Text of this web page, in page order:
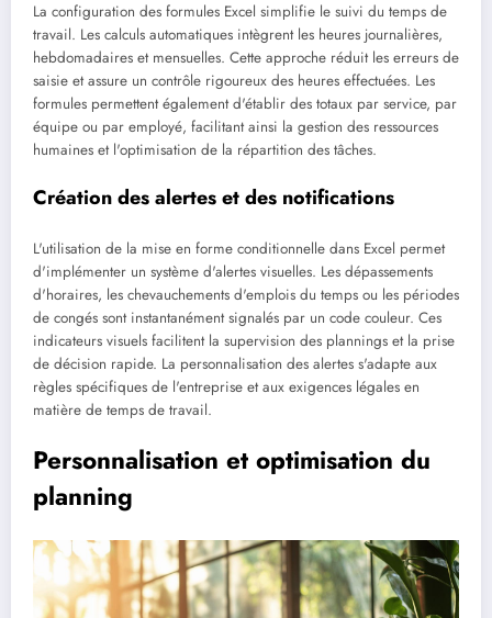
La configuration des formules Excel simplifie le suivi du temps de
travail. Les calculs automatiques intègrent les heures journalières,
hebdomadaires et mensuelles. Cette approche réduit les erreurs de
saisie et assure un contrôle rigoureux des heures effectuées. Les
formules permettent également d'établir des totaux par service, par
équipe ou par employé, facilitant ainsi la gestion des ressources
humaines et l'optimisation de la répartition des tâches.
Création des alertes et des notifications
L'utilisation de la mise en forme conditionnelle dans Excel permet
d'implémenter un système d'alertes visuelles. Les dépassements
d'horaires, les chevauchements d'emplois du temps ou les périodes
de congés sont instantanément signalés par un code couleur. Ces
indicateurs visuels facilitent la supervision des plannings et la prise
de décision rapide. La personnalisation des alertes s'adapte aux
règles spécifiques de l'entreprise et aux exigences légales en
matière de temps de travail.
Personnalisation et optimisation du
planning